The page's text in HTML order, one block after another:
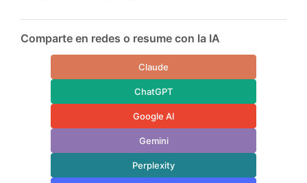
Comparte en redes o resume con la IA
Claude
ChatGPT
Google AI
Gemini
Perplexity